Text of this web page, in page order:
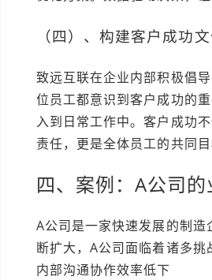
（四）、构建客户成功
致远互联在企业内部积极倡
位员工都意识到客户成功的
入到日常工作中。客户成功
责任，更是全体员工的共同目
四、案例：A公司
A公司是一家快速发展的制
断扩大，A公司面临着诸多挑
内部沟通协作效率低下